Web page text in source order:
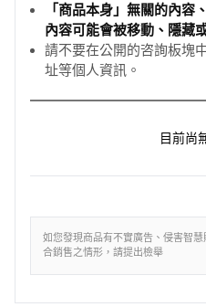
「商品本身」無關的內容
內容可能會被移動、隱藏
請不要在公開的咨詢板塊
址等個人資訊。
目前尚
如您發現商品有不實廣告、侵害智
合銷售之情形，請提出檢舉